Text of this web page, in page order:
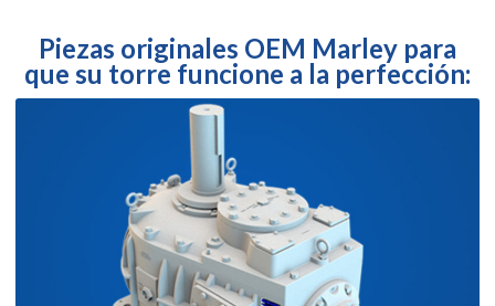
Piezas originales OEM Marley para
que su torre funcione a la perfección: